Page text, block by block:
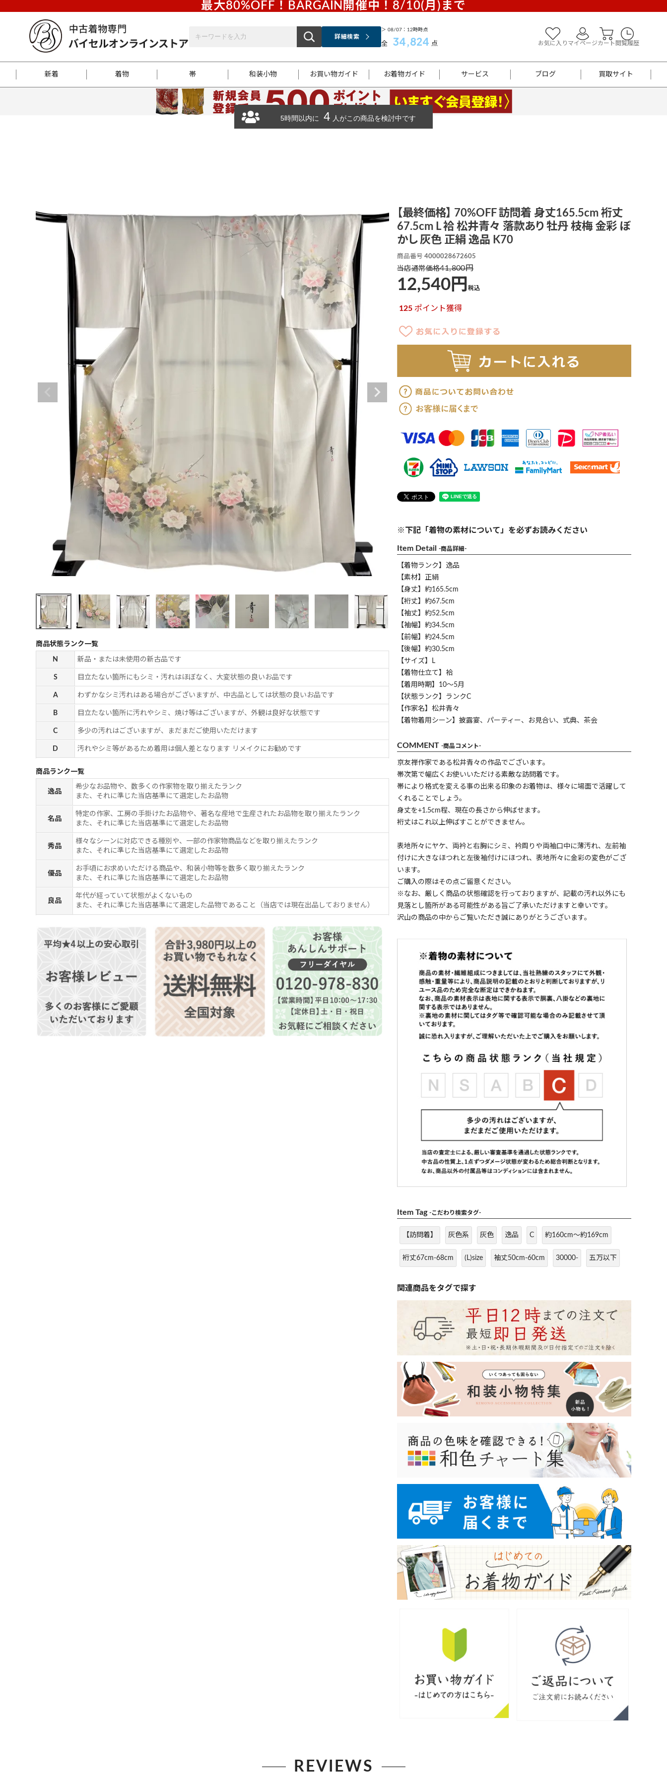
最大80%OFF！BARGAIN開催中！8/10(月)まで
詳細検索
＞ 08/07：12時時点
全 34,824 点 お気に入り マイページカート 閲覧履歴
新着 着物 帯 和装小物 お買い物ガイド
お客様に届くまで お支払いについて 着物参考サイズ/採寸について
お着物ガイド
はじめてのお着物ガイド サイズ案内 和色チャート集
サービス
商品お取り寄せサービス 新規会員登録 お問い合わせ
ブログ
着物知識 スタッフブログ
買取サイト
商品状態ランク一覧
N 新品・または未使用の新古品です
S 目立たない箇所にもシミ・汚れはほぼなく、大変状態の良いお品です
A わずかなシミ汚れはある場合がございますが、中古品としては状態の良いお品です
B 目立たない箇所に汚れやシミ、焼け等はございますが、外観は良好な状態です
C 多少の汚れはございますが、まだまだご使用いただけます
D 汚れやシミ等があるため着用は個人差となります リメイクにお勧めです
商品ランク一覧
逸品
希少なお品物や、数多くの作家物を取り揃えたランク
また、それに準じた当店基準にて選定したお品物
名品
特定の作家、工房の手掛けたお品物や、著名な産地で生産されたお品物を取り揃えたランク
また、それに準じた当店基準にて選定したお品物
秀品
様々なシーンに対応できる種別や、一部の作家物商品などを取り揃えたランク
また、それに準じた当店基準にて選定したお品物
優品
お手頃にお求めいただける商品や、和装小物等を数多く取り揃えたランク
また、それに準じた当店基準にて選定したお品物
良品
年代が経っていて状態がよくないもの
また、それに準じた当店基準にて選定した品物であること（当店では現在出品しておりません）
【最終価格】 70%OFF 訪問着 身丈165.5cm 裄丈
67.5cm L 袷 松井青々 落款あり 牡丹 枝梅 金彩 ぼ
かし 灰色 正絹 逸品 K70
商品番号 4000028672605
当店通常価格41,800
12,540 税込
125 ポイント獲得
※下記「着物の素材について」を必ずお読みください
Item Detail -商品詳細-
【着物ランク】逸品
【素材】正絹
【身丈】約165.5cm
【裄丈】約67.5cm
【袖丈】約52.5cm
【袖幅】約34.5cm
【前幅】約24.5cm
【後幅】約30.5cm
【サイズ】L
【着物仕立て】袷
【着用時期】10～5月
【状態ランク】ランクC
【作家名】松井青々
【着物着用シーン】披露宴、パーティー、お見合い、式典、茶会
COMMENT -商品コメント-
京友禅作家である松井青々の作品でございます。
帯次第で幅広くお使いいただける素敵な訪問着です。
帯により格式を変える事の出来る印象のお着物は、様々に場面で活躍して
くれることでしょう。
身丈を+1.5cm程、現在の長さから伸ばせます。
裄丈はこれ以上伸ばすことができません。
表地所々にヤケ、両衿と右胸にシミ、衿周りや両袖口中に薄汚れ、左前袖
付けに大きなほつれと左後袖付けにほつれ、表地所々に金彩の変色がござ
います。
ご購入の際はその点ご留意ください。
※なお、厳しく商品の状態確認を行っておりますが、記載の汚れ以外にも
見落とし箇所がある可能性がある旨ご了承いただけますと幸いです。
沢山の商品の中からご覧いただき誠にありがとうございます。
Item Tag -こだわり検索タグ-
【訪問着】 灰色系 灰色 逸品 C 約160cm～約169cm
裄丈67cm-68cm (L)size 袖丈50cm-60cm 30000- 五万以下
REVIEWS
5時間以内に 4 人がこの商品を検討中です